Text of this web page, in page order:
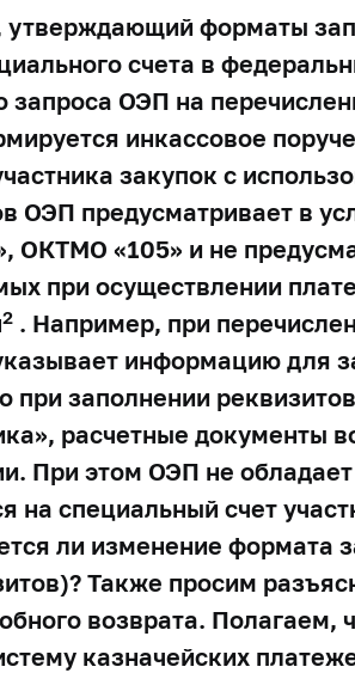
утверждающий форматы
счета в
запроса ОЭП на
инкассовое
закупок с
ОЭП предусматривает в
ОКТМО «105» и не
при осуществлении
2 . Например, при
информацию для
заполнении
расчетные документы
При этом ОЭП не
на специальный счет
ли изменение формата
Также просим
возврата. Полагаем,
казначейских